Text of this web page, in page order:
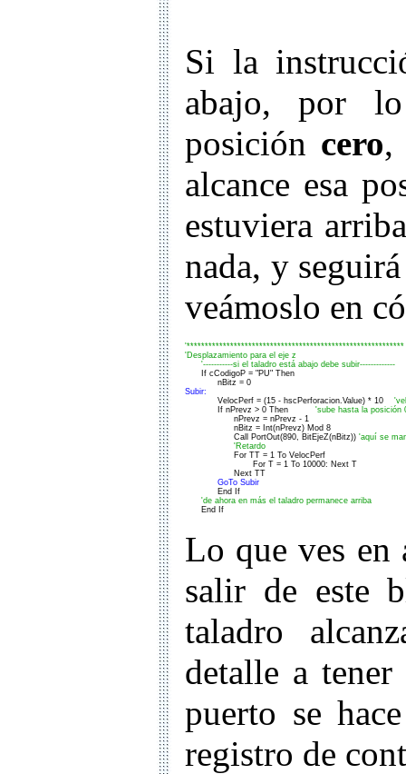
Si la
abajo, por
posición cero,
alcance esa
estuviera
nada, y
veámoslo en
'************************************************************
'Desplazamiento para el eje z
      '-----------si el taladro está abajo debe subir-------------
Subir:
VelocPerf = (15 - hscPerforacion.Value) * 10
            If nPrevz > 0 Then
'sube hasta la posición
                  nPrevz = nPrevz - 1
                  nBitz = Int(nPrevz) Mod 8
                  Call PortOut(890, BitEjeZ(nBitz))
'aquí se
'Retardo
                  For TT = 1 To VelocPerf
                         For T = 1 To 10000: Next T
                  Next TT
GoTo Subir
            End If
'de ahora en más el taladro permanece arriba
      End If
Lo que ves en
salir de este
taladro
detalle a
puerto se
registro de